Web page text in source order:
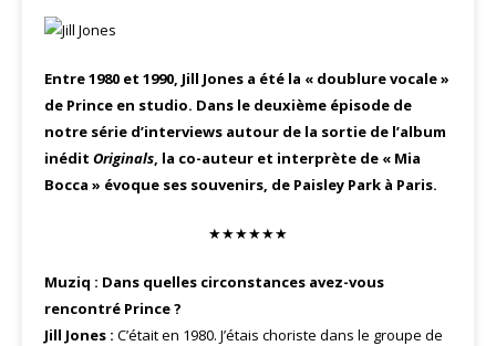
Entre 1980 et 1990, Jill Jones a été la « doublure vocale »
de Prince en studio. Dans le deuxième épisode de
notre série d’interviews autour de la sortie de l’album
inédit Originals, la co-auteur et interprète de « Mia
Bocca » évoque ses souvenirs, de Paisley Park à Paris.
★★★★★★
Muziq : Dans quelles circonstances avez-vous
rencontré Prince ?
Jill Jones : C’était en 1980. J’étais choriste dans le groupe de